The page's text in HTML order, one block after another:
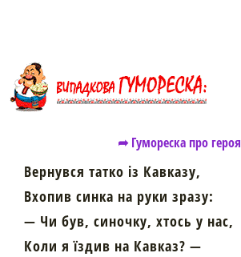
➦ Гумореска про героя
Вернувся татко із Кавказу,
Вхопив синка на руки зразу:
— Чи був, синочку, хтось у нас,
Коли я їздив на Кавказ? —